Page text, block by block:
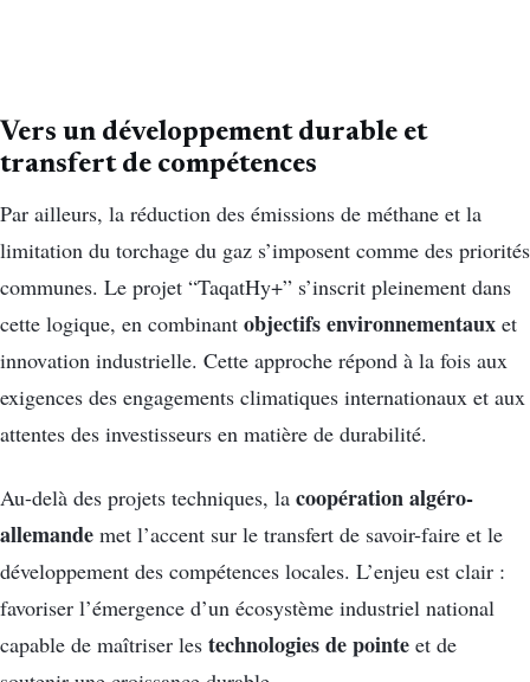
Vers un développement durable et
transfert de compétences
Par ailleurs, la réduction des émissions de méthane et la
limitation du torchage du gaz s’imposent comme des priorités
communes. Le projet “TaqatHy+” s’inscrit pleinement dans
cette logique, en combinant objectifs environnementaux et
innovation industrielle. Cette approche répond à la fois aux
exigences des engagements climatiques internationaux et aux
attentes des investisseurs en matière de durabilité.
Au-delà des projets techniques, la coopération algéro-
allemande met l’accent sur le transfert de savoir-faire et le
développement des compétences locales. L’enjeu est clair :
favoriser l’émergence d’un écosystème industriel national
capable de maîtriser les technologies de pointe et de